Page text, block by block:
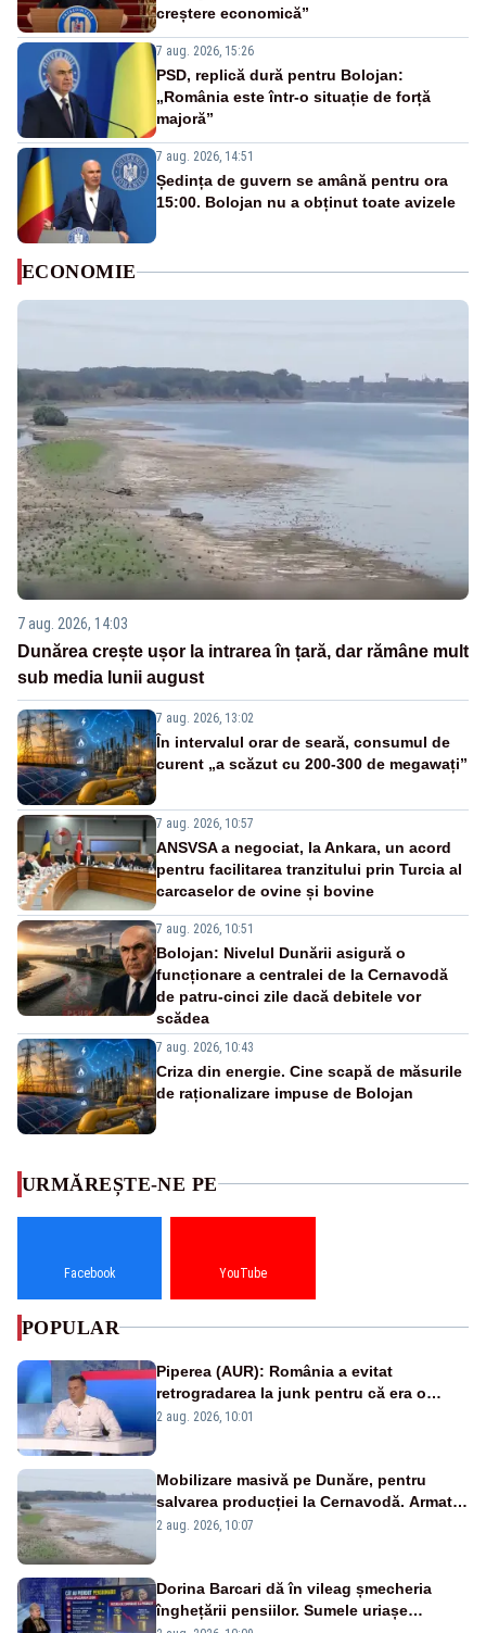
creștere economică”
7 aug. 2026, 15:26
PSD, replică dură pentru Bolojan:
„România este într-o situație de forță
majoră”
7 aug. 2026, 14:51
Ședința de guvern se amână pentru ora
15:00. Bolojan nu a obținut toate avizele
ECONOMIE
7 aug. 2026, 14:03
Dunărea crește ușor la intrarea în țară, dar rămâne mult
sub media lunii august
7 aug. 2026, 13:02
În intervalul orar de seară, consumul de
curent „a scăzut cu 200-300 de megawați”
7 aug. 2026, 10:57
ANSVSA a negociat, la Ankara, un acord
pentru facilitarea tranzitului prin Turcia al
carcaselor de ovine și bovine
7 aug. 2026, 10:51
Bolojan: Nivelul Dunării asigură o
funcționare a centralei de la Cernavodă
de patru-cinci zile dacă debitele vor
scădea
7 aug. 2026, 10:43
Criza din energie. Cine scapă de măsurile
de raționalizare impuse de Bolojan
URMĂREȘTE-NE PE
Facebook YouTube
POPULAR
Piperea (AUR): România a evitat
retrogradarea la junk pentru că era o
catastrofă pentru bănci și fondurile de
2 aug. 2026, 10:01
Mobilizare masivă pe Dunăre, pentru
salvarea producției la Cernavodă. Armata
va detona o stâncă și va devia apa
2 aug. 2026, 10:07
Dorina Barcari dă în vileag șmecheria
înghețării pensiilor. Sumele uriașe